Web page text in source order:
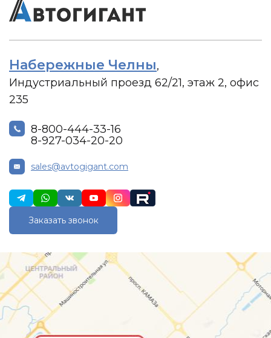
Набережные Челны,
Индустриальный проезд 62/21, этаж 2, офис
235
8-800-444-33-16
8-927-034-20-20
sales@avtogigant.com
Заказать звонок